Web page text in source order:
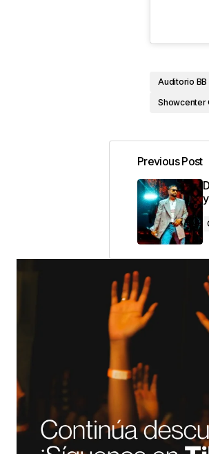
Auditorio BB
Showcenter
Previous Post